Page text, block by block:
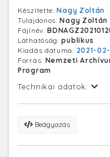
a koronavírus
bezárták.
Készítette:Nagy Zoltán
Tulajdonos:Nagy Zoltán
Fájlnév:
Láthatóság:publikus
Kiadás dátuma: 2021-
Forrás: Nemzeti
Program
Technikai adatok:
Beágyazás